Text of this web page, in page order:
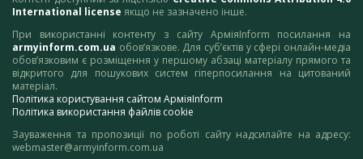
International license якщо не зазначено інше.
При використанні контенту з сайту АрміяInform посилання на
armyinform.com.ua обов’язкове. Для суб’єктів у сфері онлайн-медіа
обов’язковим є розміщення у першому абзаці матеріалу прямого та
відкритого для пошукових систем гіперпосилання на цитований
матеріал.
Політика користування сайтом АрміяInform
Політика використання файлів cookie
Зауваження та пропозиції по роботі сайту надсилайте на адресу:
webmaster@armyinform.com.ua